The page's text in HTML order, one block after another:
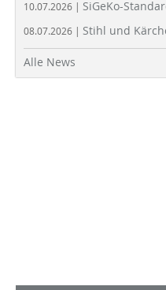
10.07.2026 | SiGeKo-
08.07.2026 | Stihl und
Alle News